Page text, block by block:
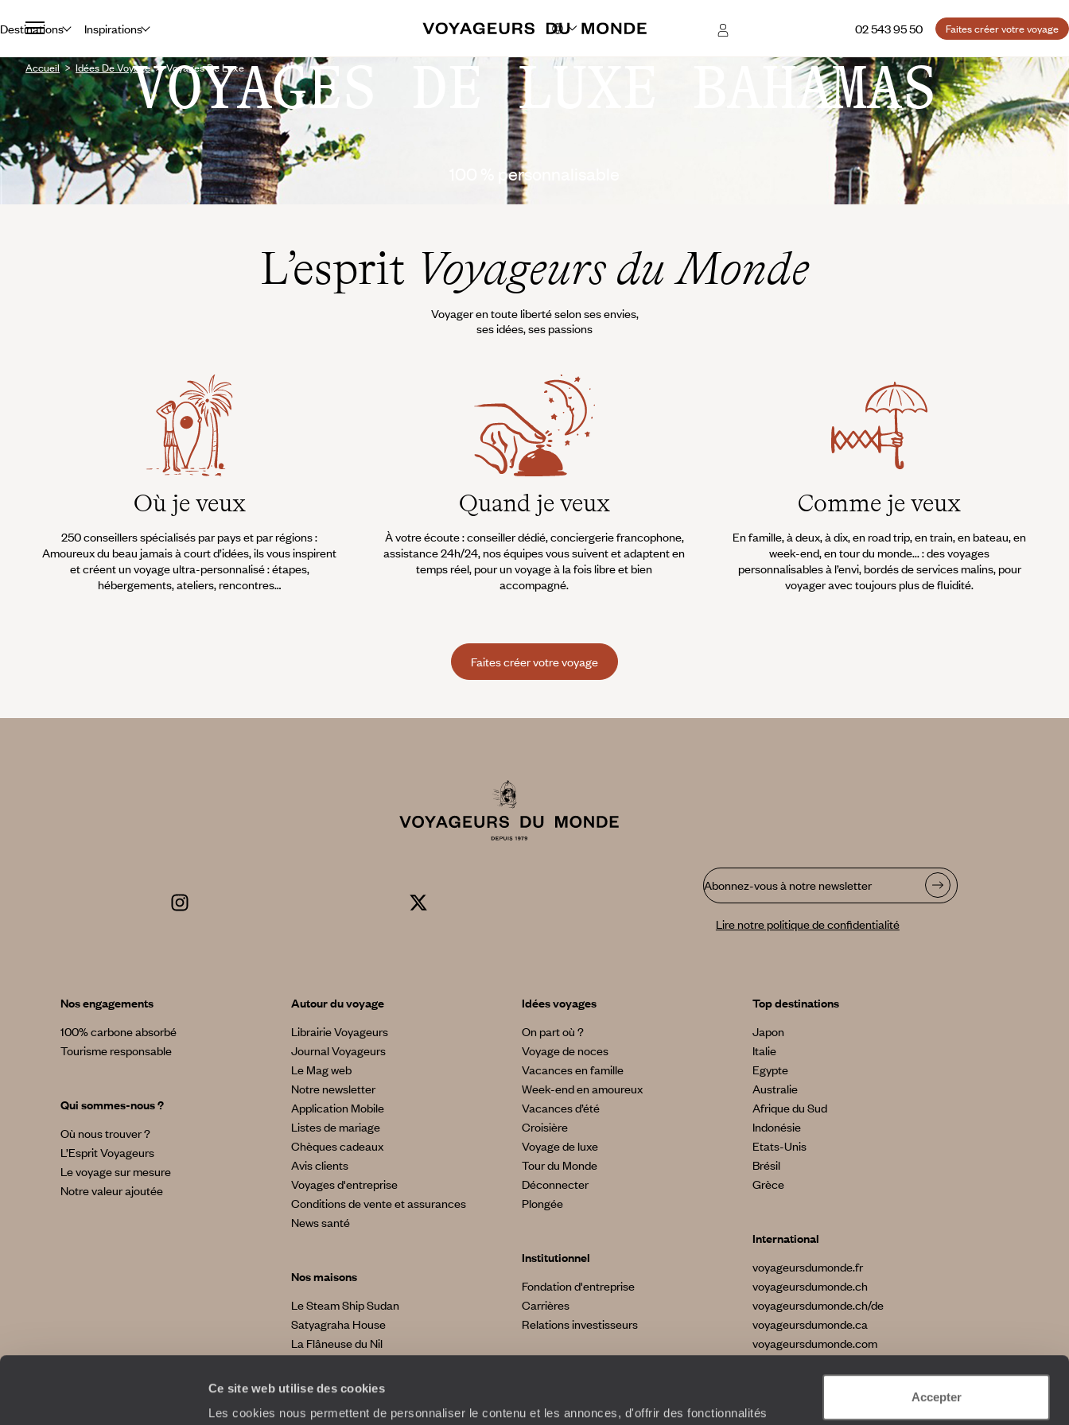
Ce site web utilise des cookies
Les cookies nous permettent de personnaliser le contenu et les annonces, d'offrir des fonctionnalités
Accepter
Destinations Inspirations 02 543 95 50 Faites créer votre voyage
Accueil Idées De Voyage Voyages De Luxe
VOYAGES DE LUXE BAHAMAS
100 % personnalisable
L’esprit Voyageurs du Monde
Voyager en toute liberté selon ses envies,
ses idées, ses passions
Où je veux
250 conseillers spécialisés par pays et par régions :
Amoureux du beau jamais à court d’idées, ils vous inspirent
et créent un voyage ultra-personnalisé : étapes,
hébergements, ateliers, rencontres…
Quand je veux
À votre écoute : conseiller dédié, conciergerie francophone,
assistance 24h/24, nos équipes vous suivent et adaptent en
temps réel, pour un voyage à la fois libre et bien
accompagné.
Comme je veux
En famille, à deux, à dix, en road trip, en train, en bateau, en
week-end, en tour du monde... : des voyages
personnalisables à l’envi, bordés de services malins, pour
voyager avec toujours plus de fluidité.
Faites créer votre voyage
Abonnez-vous à notre newsletter
Lire notre politique de confidentialité
Nos engagements
100% carbone absorbé
Tourisme responsable
Qui sommes-nous ?
Où nous trouver ?
L’Esprit Voyageurs
Le voyage sur mesure
Notre valeur ajoutée
Autour du voyage
Librairie Voyageurs
Journal Voyageurs
Le Mag web
Notre newsletter
Application Mobile
Listes de mariage
Chèques cadeaux
Avis clients
Voyages d'entreprise
Conditions de vente et assurances
News santé
Nos maisons
Le Steam Ship Sudan
Satyagraha House
La Flâneuse du Nil
La Villa Bahia
Idées voyages
On part où ?
Voyage de noces
Vacances en famille
Week-end en amoureux
Vacances d’été
Croisière
Voyage de luxe
Tour du Monde
Déconnecter
Plongée
Institutionnel
Fondation d'entreprise
Carrières
Relations investisseurs
Top destinations
Japon
Italie
Egypte
Australie
Afrique du Sud
Indonésie
Etats-Unis
Brésil
Grèce
International
voyageursdumonde.fr
voyageursdumonde.ch
voyageursdumonde.ch/de
voyageursdumonde.ca
voyageursdumonde.com
originaldiving.com